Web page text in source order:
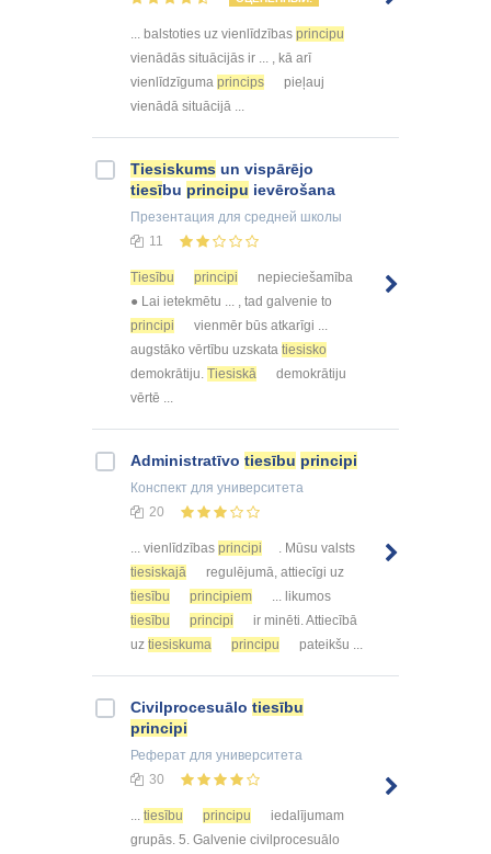
... balstoties uz vienlīdzības principu
vienādās situācijās ir ... , kā arī
vienlīdzīguma princips
pieļauj
vienādā situācijā ...
Tiesiskums un vispārējo
tiesību principu ievērošana
Презентация для средней школы
11
Tiesību principi
nepieciešamība
● Lai ietekmētu ... , tad galvenie to
principi
vienmēr būs atkarīgi ...
augstāko vērtību uzskata tiesisko
demokrātiju. Tiesiskā
demokrātiju
vērtē ...
Administratīvo tiesību principi
Конспект для университета
20
... vienlīdzības principi
. Mūsu valsts
tiesiskajā
regulējumā, attiecīgi uz
tiesību
principiem
... likumos
tiesību
principi
ir minēti. Attiecībā
uz tiesiskuma principu pateikšu ...
Civilprocesuālo tiesību
principi
Реферат для университета
30
... tiesību principu
iedalījumam
grupās. 5. Galvenie civilprocesuālo